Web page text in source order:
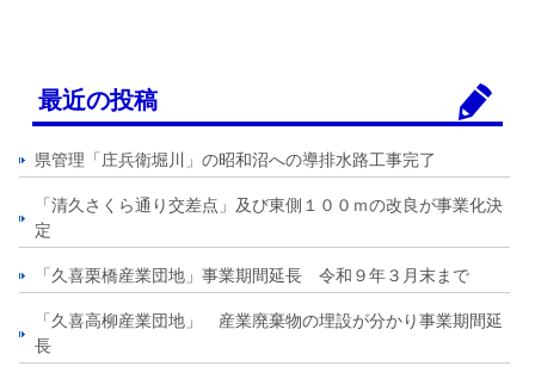
最近の投稿
県管理「庄兵衛堀川」の昭和沼への導排水路工事完了
「清久さくら通り交差点」及び東側１００ｍの改良が事業化決
定
「久喜栗橋産業団地」事業期間延長 令和９年３月末まで
「久喜高柳産業団地」 産業廃棄物の埋設が分かり事業期間延
長